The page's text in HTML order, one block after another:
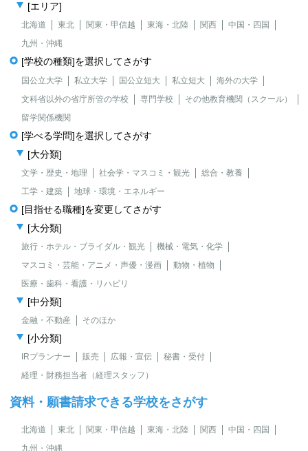
[エリア]
北海道 東北 関東・甲信越 東海・北陸 関西
中国・四国
九州・沖縄
[学校の種類]を選択してさがす
国公立大学 私立大学 国公立短大 私立短大
海外の大学
文科省以外の省庁所管の学校
専門学校
その他教育機関（スクール）
留学関係機関
[学べる学問]を選択してさがす
[大分類]
文学・歴史・地理 社会学・マスコミ・観光
総合・教養
工学・建築
地球・環境・エネルギー
[目指せる職種]を変更してさがす
[大分類]
旅行・ホテル・ブライダル・観光
機械・電気・化学
マスコミ・芸能・アニメ・声優・漫画
動物・植物
医療・歯科・看護・リハビリ
[中分類]
金融・不動産 そのほか
[小分類]
IRプランナー 販売 広報・宣伝
秘書・受付
経理・財務担当者（経理スタッフ）
資料・願書請求できる学校をさがす
北海道 東北 関東・甲信越 東海・北陸 関西
中国・四国
九州・沖縄